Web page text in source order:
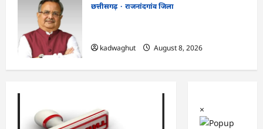
छत्तीसगढ़
राजनांदगांव जिला
kadwaghut
August 8, 2026
×